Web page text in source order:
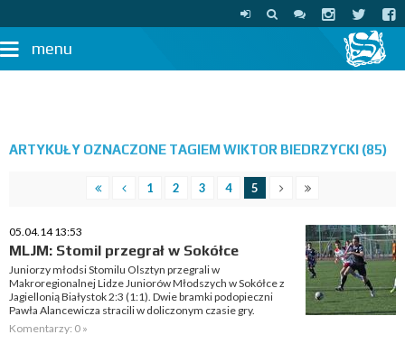
menu
ARTYKUŁY OZNACZONE TAGIEM WIKTOR BIEDRZYCKI (85)
1 2 3 4 5
05.04.14 13:53
MLJM: Stomil przegrał w Sokółce
Juniorzy młodsi Stomilu Olsztyn przegrali w
Makroregionalnej Lidze Juniorów Młodszych w Sokółce z
Jagiellonią Białystok 2:3 (1:1). Dwie bramki podopieczni
Pawła Alancewicza stracili w doliczonym czasie gry.
Komentarzy: 0 »